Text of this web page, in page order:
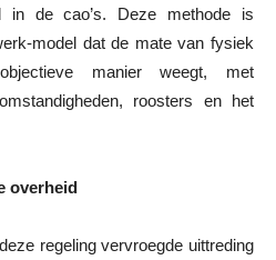
in de cao’s. Deze methode is
model dat de mate van fysiek
manier weegt, met
roosters en het
overheid
regeling vervroegde uittreding